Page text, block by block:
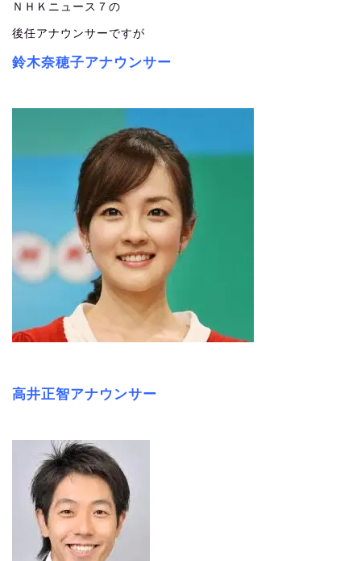
ＮＨＫニュース７の
後任アナウンサーですが
鈴木奈穂子アナウンサー
高井正智アナウンサー